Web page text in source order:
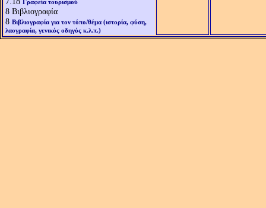
Γραφεία τουρισμού
8 Βιβλιογραφία
8 Βιβλιογραφία για τον τόπο/θέμα (ιστορία, φύση,
λαογραφία, γενικός οδηγός κ.λ.π.)